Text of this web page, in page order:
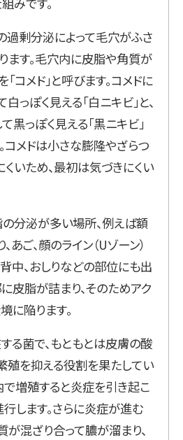
過剰分泌によって毛穴がふさ
ます。毛穴内に皮脂や角質が
コメド」と呼びます。コメドに
っぽく見える「白ニキビ」と、
っぽく見える「黒ニキビ」
コメドは小さな膨隆やざらつ
いため、最初は気づきにくい
分泌が多い場所、例えば額
、あご、顔のライン（Uゾーン）
中、おしりなどの部位にも出
皮脂が詰まり、そのためアク
に陥ります。
る菌で、もともとは皮膚の酸
殖を抑える役割を果たしてい
で増殖すると炎症を引き起こ
行します。さらに炎症が進む
が混ざり合って膿が溜まり、